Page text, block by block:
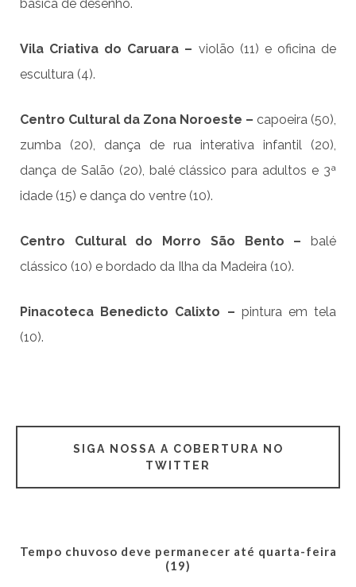
básica de desenho.
Vila Criativa do Caruara – violão (11) e oficina de
escultura (4).
Centro Cultural da Zona Noroeste – capoeira (50),
zumba (20), dança de rua interativa infantil (20),
dança de Salão (20), balé clássico para adultos e 3ª
idade (15) e dança do ventre (10).
Centro Cultural do Morro São Bento –
balé
clássico (10) e bordado da Ilha da Madeira (10).
Pinacoteca Benedicto Calixto – pintura em tela
(10).
SIGA NOSSA A COBERTURA NO
TWITTER
Tempo chuvoso deve permanecer até quarta-feira
(19)